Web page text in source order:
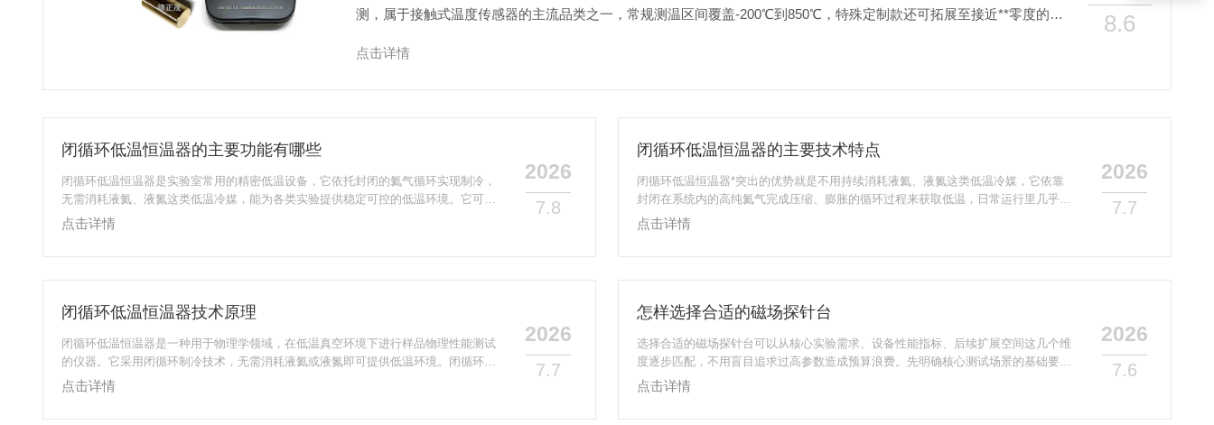
测，属于接触式温度传感器的主流品类之一，常规测温区间覆盖-200℃到850℃，特殊定制款还可拓展至接近**零度的超
点击详情
8.6
闭循环低温恒温器的主要功能有哪些
闭循环低温恒温器是实验室常用的精密低温设备，它依托封闭的氦气循环实现制冷，
无需消耗液氦、液氮这类低温冷媒，能为各类实验提供稳定可控的低温环境。它可以
在高真空环境下为样品提供的宽温区低温条件，覆盖从几K的极低温到数百K的温度
区间，满足不同实验的变温需求。它能适配磁学相关的各类测试，比如磁化率测量、
点击详情
2026
7.8
闭循环低温恒温器的主要技术特点
闭循环低温恒温器*突出的优势就是不用持续消耗液氦、液氮这类低温冷媒，它依靠
封闭在系统内的高纯氦气完成压缩、膨胀的循环过程来获取低温，日常运行里几乎没
有冷媒损耗，长期使用下来能省去大量补充低温液体的成本，也不用频繁做加注冷媒
的繁琐操作，维护起来省心很多。这类设备在运行过程中能把振动控制在极低水平，
点击详情
2026
7.7
闭循环低温恒温器技术原理
闭循环低温恒温器是一种用于物理学领域，在低温真空环境下进行样品物理性能测试
的仪器。它采用闭循环制冷技术，无需消耗液氦或液氮即可提供低温环境。闭循环低
温恒温器的核心技术为闭循环制冷，主要包括G-M制冷循环和脉冲管制冷循环等。其
工作原理是通过压缩机提供高压氦气，经柔性管线传输至冷头；高压氦气在冷头内膨
点击详情
2026
7.7
怎样选择合适的磁场探针台
选择合适的磁场探针台可以从核心实验需求、设备性能指标、后续扩展空间这几个维
度逐步匹配，不用盲目追求过高参数造成预算浪费。先明确核心测试场景的基础要
求，先确认你日常测试的样品尺寸，2英寸及以下的小样品选标准台面即可，4英寸以
上的晶圆要确认探针能覆盖到样品的任意测试点位，再对应你要测试的信号类型，常
点击详情
2026
7.6